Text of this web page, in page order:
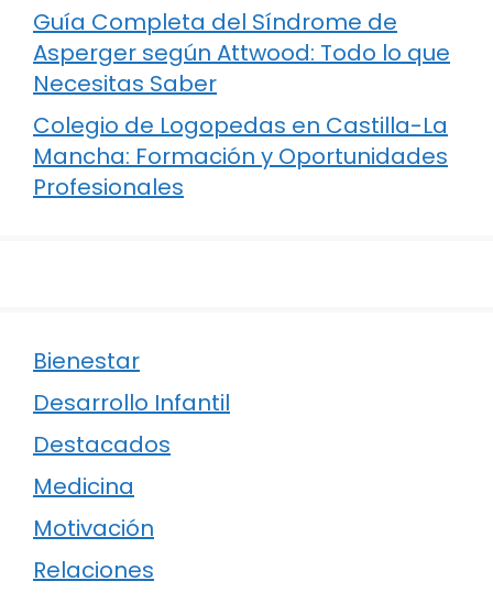
Guía Completa del Síndrome de
Asperger según Attwood: Todo lo que
Necesitas Saber
Colegio de Logopedas en Castilla-La
Mancha: Formación y Oportunidades
Profesionales
Bienestar
Desarrollo Infantil
Destacados
Medicina
Motivación
Relaciones